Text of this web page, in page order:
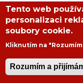
s dalším
všechny fadery
a Mackie Control
objeví již dříve
kompresor, který
mistři nejen na
Tento web
personalizaci
soubory cookie.
Kliknutím na
Rozumím a